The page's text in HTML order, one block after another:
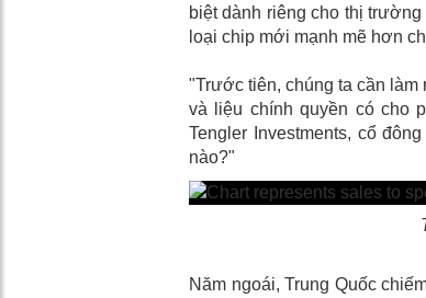
biệt dành riêng cho thị
loại chip mới mạnh mẽ hơn
"Trước tiên, chúng ta cần làm
và liệu chính quyền có cho
Tengler Investments, cổ
nào?"
Năm ngoái, Trung Quốc